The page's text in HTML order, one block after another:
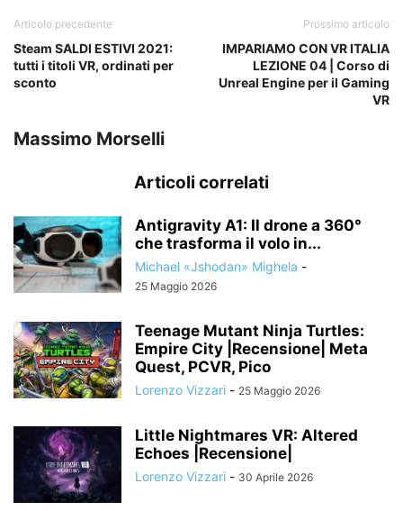
Articolo precedente
Steam SALDI ESTIVI 2021:
tutti i titoli VR, ordinati per
sconto
Prossimo articolo
IMPARIAMO CON VR ITALIA
LEZIONE 04 | Corso di
Unreal Engine per il Gaming
VR
Massimo Morselli
Articoli correlati
Antigravity A1: Il drone a 360°
che trasforma il volo in...
Michael «Jshodan» Mighela -
25 Maggio 2026
Teenage Mutant Ninja Turtles:
Empire City |Recensione| Meta
Quest, PCVR, Pico
Lorenzo Vizzari - 25 Maggio 2026
Little Nightmares VR: Altered
Echoes |Recensione|
Lorenzo Vizzari - 30 Aprile 2026